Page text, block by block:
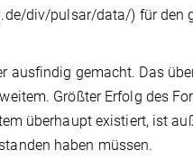
div/pulsar/data/) für den
ausfindig gemacht. Das
Größter Erfolg des
überhaupt existiert, ist
haben müssen.